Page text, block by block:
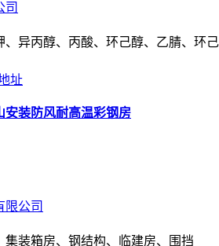
司
、异丙醇、丙酸、环己醇、乙腈、环己
址
安装防风耐高温彩钢房
限公司
集装箱房、钢结构、临建房、围挡